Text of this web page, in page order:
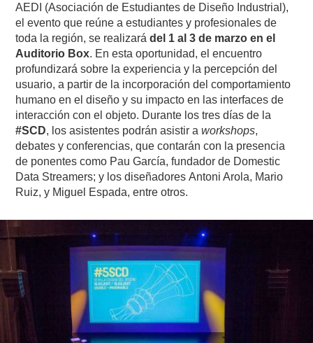
AEDI (Asociación de Estudiantes de Diseño Industrial),
el evento que reúne a estudiantes y profesionales de
toda la región, se realizarádel 1 al 3 de marzo en el
Auditorio Box. En esta oportunidad, el encuentro
profundizará sobre la experiencia y la percepción del
usuario, a partir de la incorporación del comportamiento
humano en el diseño y su impacto en las interfaces de
interacción con el objeto. Durante los tres días de la
#SCD, los asistentes podrán asistir aworkshops,
debates y conferencias, que contarán con la presencia
de ponentes como Pau García, fundador de Domestic
Data Streamers; y los diseñadoresAntoni Arola, Mario
Ruiz, y Miguel Espada, entre otros.